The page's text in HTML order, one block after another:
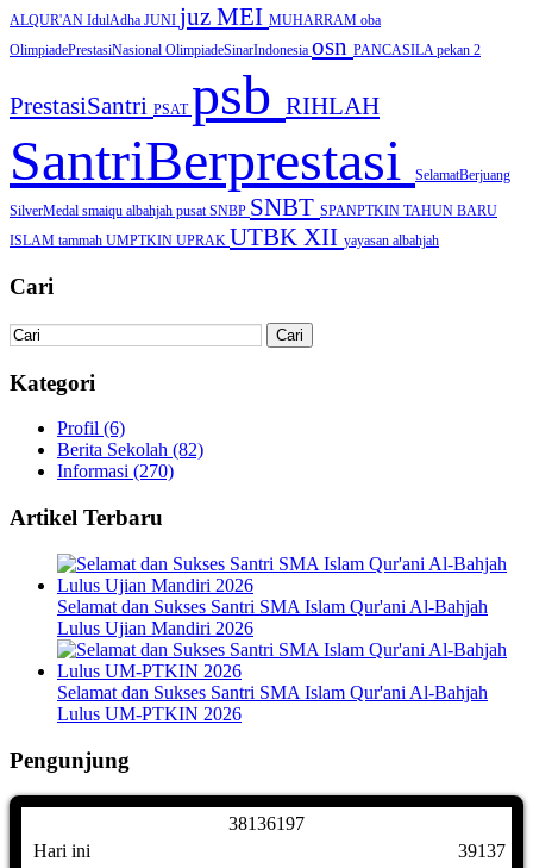
ALQUR'AN IdulAdha JUNI juz MEI MUHARRAM oba
OlimpiadePrestasiNasional OlimpiadeSinarIndonesia osn PANCASILA pekan 2
PrestasiSantri PSAT psb RIHLAH
SantriBerprestasi SelamatBerjuang
SilverMedal smaiqu albahjah pusat SNBP SNBT SPANPTKIN TAHUN BARU
ISLAM tammah UMPTKIN UPRAK UTBK XII yayasan albahjah
Cari
Kategori
Profil (6)
Berita Sekolah (82)
Informasi (270)
Artikel Terbaru
Selamat dan Sukses Santri SMA Islam Qur'ani Al-Bahjah
Lulus Ujian Mandiri 2026
Selamat dan Sukses Santri SMA Islam Qur'ani Al-Bahjah
Lulus UM-PTKIN 2026
Pengunjung
38136197
Hari ini
39137